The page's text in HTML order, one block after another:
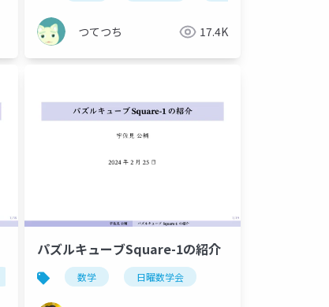
つてつち 17.4K
パズルキューブSquare-1の紹介
数学 日曜数学会